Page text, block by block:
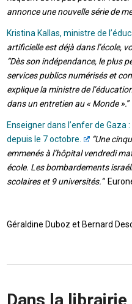
annonce une nouvelle série de
Kristina Kallas, ministre de
artificielle est déjà dans l’école,
“Dès son indépendance, le plus
services publics numérisés et
explique la ministre de
dans un entretien au « Monde ».
Enseigner dans l’enfer de
depuis le 7 octobre.
“Une
emmenés à l’hôpital vendredi
école. Les bombardements
scolaires et 9 universités.”
Géraldine Duboz et Bernard
Dans la librairie